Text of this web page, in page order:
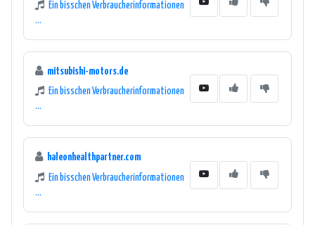
Ein bisschen Verbraucherinformationen
...
mitsubishi-motors.de
Ein bisschen Verbraucherinformationen
...
haleonhealthpartner.com
Ein bisschen Verbraucherinformationen
...